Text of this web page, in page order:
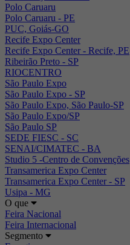
Polo Caruaru
Polo Caruaru - PE
PUC, Goiás-GO
Recife Expo Center
Recife Expo Center - Recife, PE
Ribeirão Preto - SP
RIOCENTRO
São Paulo Expo
São Paulo Expo - SP
São Paulo Expo, São Paulo-SP
São Paulo Expo/SP
São Paulo SP
SEDE FIESC - SC
SENAI/CIMATEC - BA
Studio 5 -Centro de Convenções
Transamerica Expo Center
Transamerica Expo Center - SP
Usipa - MG
O que
Feira Nacional
Feira Internacional
Segmento